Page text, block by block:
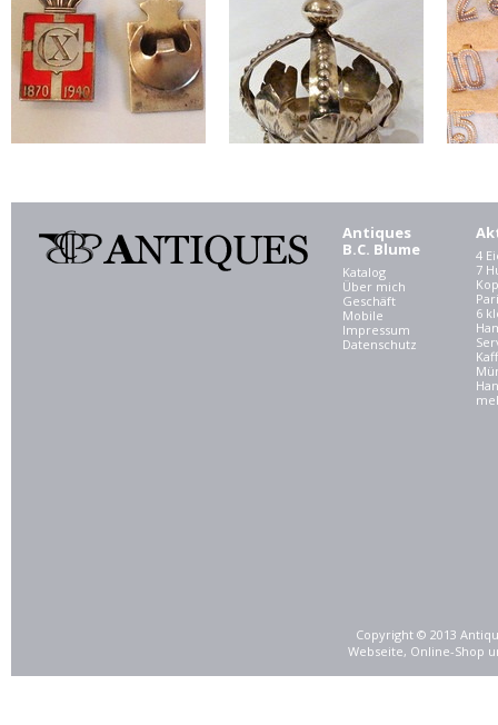
Antiques
B.C. Blume
Katalog
Über mich
Geschäft
Mobile
Impressum
Datenschutz
4
7
6
Copyright © 2013
Webseite, Online-Shop